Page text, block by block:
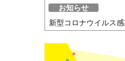
お知らせ
新型コロナウイルス